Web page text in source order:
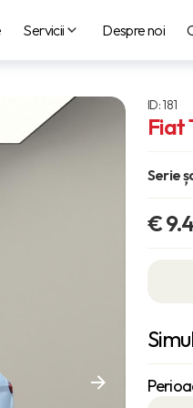
Servicii Despre noi
ID: 181
Fiat
Serie
€